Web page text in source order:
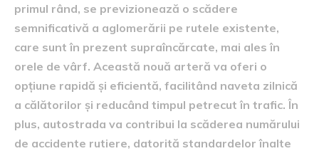
primul rând, se previzionează o scădere
semnificativă a aglomerării pe rutele existente,
care sunt în prezent supraîncărcate, mai ales în
orele de vârf. Această nouă arteră va oferi o
opțiune rapidă și eficientă, facilitând naveta zilnică
a călătorilor și reducând timpul petrecut în trafic. În
plus, autostrada va contribui la scăderea numărului
de accidente rutiere, datorită standardelor înalte